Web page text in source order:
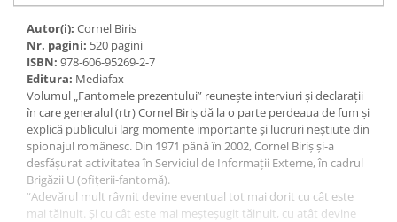
Autor(i): Cornel Biris
Nr. pagini: 520 pagini
ISBN: 978-606-95269-2-7
Editura: Mediafax
Volumul „Fantomele prezentului” reunește interviuri și declarații
în care generalul (rtr) Cornel Biriș dă la o parte perdeaua de fum și
explică publicului larg momente importante și lucruri neștiute din
spionajul românesc. Din 1971 până în 2002, Cornel Biriș și-a
desfășurat activitatea în Serviciul de Informații Externe, în cadrul
Brigăzii U (ofițerii-fantomă).
“Adevărul mult râvnit devine eventual tot mai dorit cu cât este
mai tăinuit. Și cu cât este mai meșteșugit tăinuit, cu atât devine